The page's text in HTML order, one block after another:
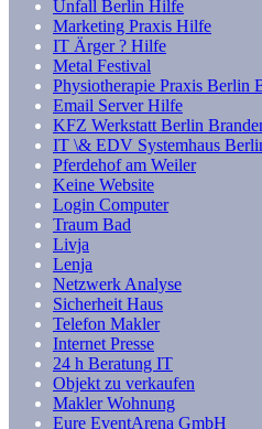
Unfall Berlin Hilfe
Marketing Praxis Hilfe
IT Ärger ? Hilfe
Metal Festival
Physiotherapie Praxis Berlin
Email Server Hilfe
KFZ Werkstatt Berlin
IT \& EDV Systemhaus
Pferdehof am Weiler
Keine Website
Login Computer
Traum Bad
Livja
Lenja
Netzwerk Analyse
Sicherheit Haus
Telefon Makler
Internet Presse
24 h Beratung IT
Objekt zu verkaufen
Makler Wohnung
Eure EventArena GmbH